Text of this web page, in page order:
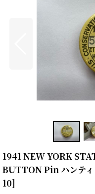
1941 NEW YORK
BUTTON Pin ハンティ
10]